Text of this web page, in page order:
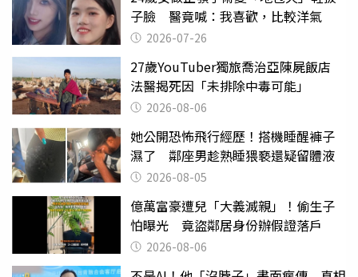
子臉 醫竟喊：我喜歡，比較洋氣
2026-07-26
27歲YouTuber獨旅喬治亞陳屍飯店
法醫揭死因「未排除中毒可能」
2026-08-06
她公開恐怖飛行經歷！搭機睡醒褲子
濕了 鄰座男趁熟睡猥褻還疑留體液
2026-08-05
億萬富豪遭兒「大義滅親」！偷生子
怕曝光 竟盜鄰居身份辦假證落戶
2026-08-06